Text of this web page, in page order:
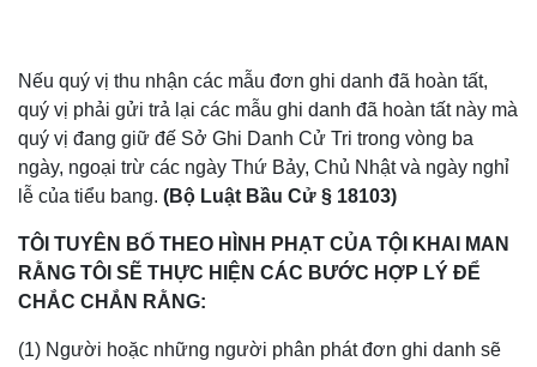
Nếu quý vị thu nhận các mẫu đơn ghi danh đã hoàn tất,
quý vị phải gửi trả lại các mẫu ghi danh đã hoàn tất này mà
quý vị đang giữ đế Sở Ghi Danh Cử Tri trong vòng ba
ngày, ngoại trừ các ngày Thứ Bảy, Chủ Nhật và ngày nghỉ
lễ của tiểu bang. (Bộ Luật Bầu Cử § 18103)
TÔI TUYÊN BỐ THEO HÌNH PHẠT CỦA TỘI KHAI MAN
RẰNG TÔI SẼ THỰC HIỆN CÁC BƯỚC HỢP LÝ ĐỂ
CHẮC CHẮN RẰNG:
(1) Người hoặc những người phân phát đơn ghi danh sẽ